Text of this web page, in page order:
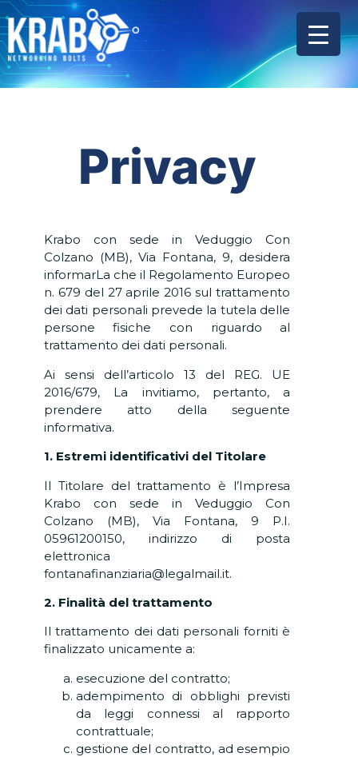
Privacy
Krabo con sede in Veduggio Con
Colzano (MB), Via Fontana, 9, desidera
informarLa che il Regolamento Europeo
n. 679 del 27 aprile 2016 sul trattamento
dei dati personali prevede la tutela delle
persone fisiche con riguardo al
trattamento dei dati personali.
Ai sensi dell’articolo 13 del REG. UE
2016/679, La invitiamo, pertanto, a
prendere atto della seguente
informativa.
1. Estremi identificativi del Titolare
Il Titolare del trattamento è l’Impresa
Krabo con sede in Veduggio Con
Colzano (MB), Via Fontana, 9 P.I.
05961200150, indirizzo di posta
elettronica
fontanafinanziaria@legalmail.it.
2. Finalità del trattamento
Il trattamento dei dati personali forniti è
finalizzato unicamente a:
esecuzione del contratto;
adempimento di obblighi previsti
da leggi connessi al rapporto
contrattuale;
gestione del contratto, ad esempio